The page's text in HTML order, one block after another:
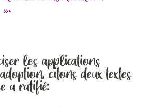
les applications
citons deux textes
a ratifié: